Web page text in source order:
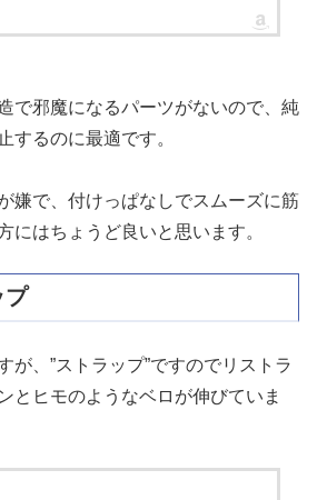
で邪魔になるパーツがないので、純
するのに最適です。
嫌で、付けっぱなしでスムーズに筋
にはちょうど良いと思います。
プ
が、”ストラップ”ですのでリストラ
とヒモのようなベロが伸びていま